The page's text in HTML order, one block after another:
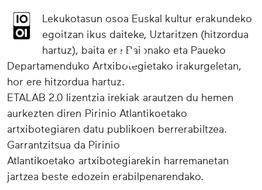
Lekukotasun osoa Euskal kultur erakundeko
egoitzan ikus daiteke, Uztaritzen (hitzordua
hartuz), baita ere Baionako eta Paueko
Departamenduko Artxibotegietako irakurgeletan,
hor ere hitzordua hartuz.
ETALAB 2.0 lizentzia irekiak arautzen du hemen
aurkezten diren Pirinio Atlantikoetako
artxibotegiaren datu publikoen berrerabiltzea.
Garrantzitsua da Pirinio
Atlantikoetako artxibotegiarekin harremanetan
jartzea beste edozein erabilpenarendako.